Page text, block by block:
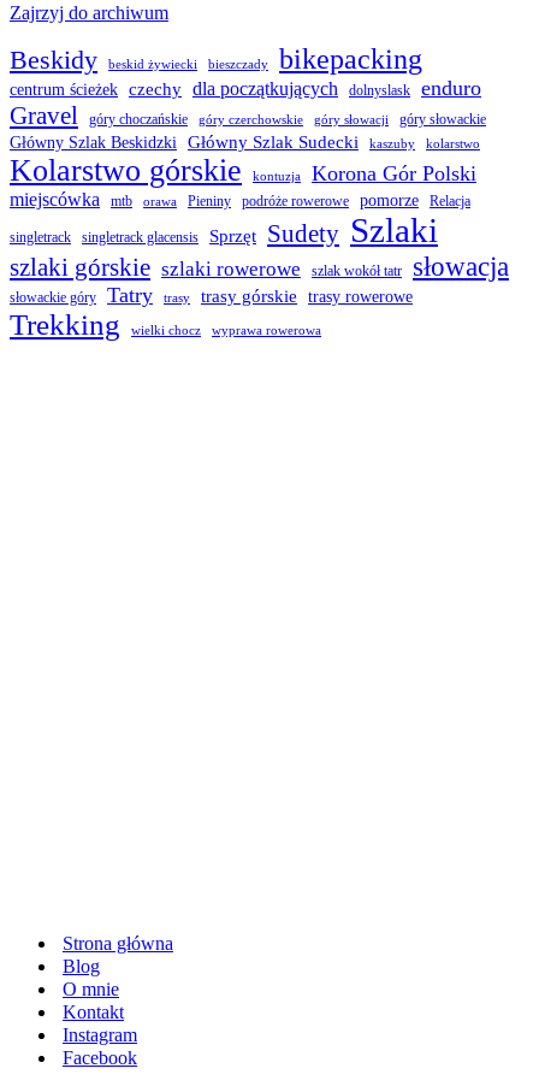
Zajrzyj do archiwum
Beskidy beskid żywiecki bieszczady bikepacking
centrum ścieżek czechy dla początkujących dolnyslask enduro
Gravel góry choczańskie góry czerchowskie góry słowacji góry słowackie
Główny Szlak Beskidzki Główny Szlak Sudecki kaszuby kolarstwo
Kolarstwo górskie kontuzja Korona Gór Polski
miejscówka mtb orawa Pieniny podróże rowerowe pomorze Relacja
singletrack singletrack glacensis Sprzęt Sudety Szlaki
szlaki górskie szlaki rowerowe szlak wokół tatr słowacja
słowackie góry Tatry trasy trasy górskie trasy rowerowe
Trekking wielki chocz wyprawa rowerowa
Strona główna
Blog
O mnie
Kontakt
Instagram
Facebook